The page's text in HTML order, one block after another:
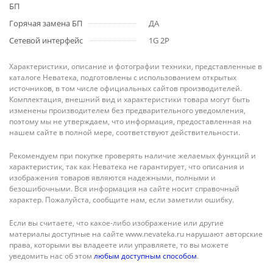
БП
Горячая замена БП
ДА
Сетевой интерфейс
1G 2P
Характеристики, описание и фотографии техники, представленные в
каталоге Неватека, подготовлены с использованием открытых
источников, в том числе официальных сайтов производителей.
Комплектация, внешний вид и характеристики товара могут быть
изменены производителем без предварительного уведомления,
поэтому мы не утверждаем, что информация, предоставленная на
нашем сайте в полной мере, соответствуют действительности.
Рекомендуем при покупке проверять наличие желаемых функций и
характеристик, так как Неватека не гарантирует, что описания и
изображения товаров являются надежными, полными и
безошибочными. Вся информация на сайте носит справочный
характер. Пожалуйста, сообщите нам, если заметили ошибку.
Если вы считаете, что какое-либо изображение или другие
материалы доступные на сайте www.nevateka.ru нарушают авторские
права, которыми вы владеете или управляете, то вы можете
уведомить нас об этом любым доступным способом.